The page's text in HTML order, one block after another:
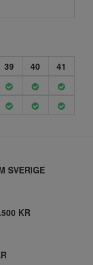
39 40
41
SVERIGE
KR